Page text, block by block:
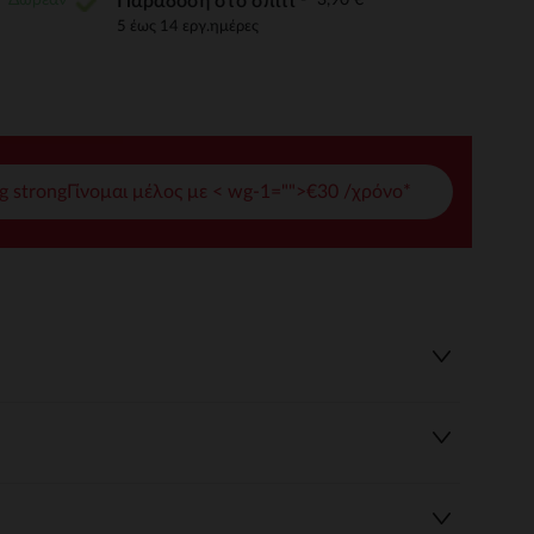
σας 5 έως 14 εργ.ημέρες
strongΓίνομαι μέλος με < wg-1="">€30 /χρόνο*